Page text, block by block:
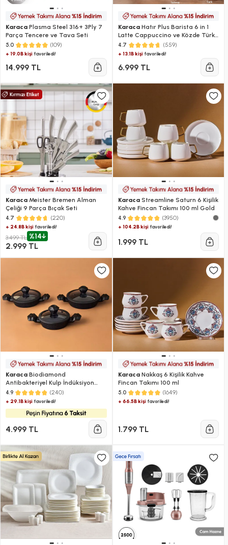
Karaca Plasma Steel 316+ 3Ply 7
Parça Tencere ve Tava Seti
5.0 (109)
+ 19.0B kişi favoriledi!
14.999 TL
KaracaHatır Plus Barista 6 in 1
Latte Cappuccino ve Közde Türk
Kahve Makinesi Black Copper
4.7 (559)
+ 13.1B kişifavoriledi!
6.999 TL
Karaca Meister Bremen Alman
Çeliği 9 Parça Bıçak Seti
4.7 (220)
+ 24.8B kişi favoriledi!
3.499 TL %14
2.999 TL
KaracaStreamline Saturn 6 Kişilik
Kahve Fincan Takımı 100 ml Gold
4.9 (3950)
+ 104.2B kişifavoriledi!
1.999 TL
Karaca Biodiamond
Antibakteriyel Kulp İndüksiyon
Tabanlı 6 Parça Sahan Seti
4.9 (240)
+ 29.1B kişi favoriledi!
4.999 TL
KaracaNakkaş 6 Kişilik Kahve
Fincan Takımı 100 ml
5.0 (1649)
+ 66.5B kişifavoriledi!
1.799 TL